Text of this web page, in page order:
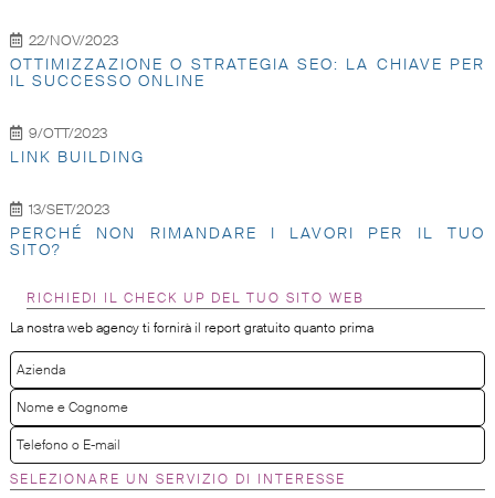
22/NOV/2023
OTTIMIZZAZIONE O STRATEGIA SEO: LA CHIAVE PER
IL SUCCESSO ONLINE
9/OTT/2023
LINK BUILDING
13/SET/2023
PERCHÉ NON RIMANDARE I LAVORI PER IL TUO
SITO?
RICHIEDI IL CHECK UP DEL TUO SITO WEB
La nostra web agency ti fornirà il report gratuito quanto prima
SELEZIONARE UN SERVIZIO DI INTERESSE